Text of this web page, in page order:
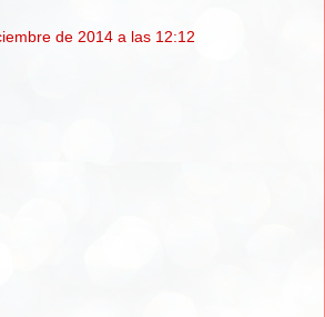
de 2014 a las 12:12